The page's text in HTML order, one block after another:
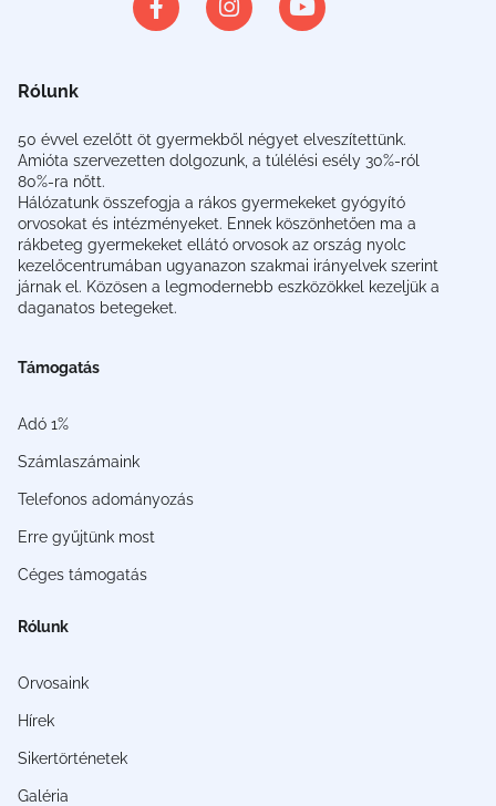
Rólunk
50 évvel ezelőtt öt gyermekből négyet elveszítettünk.
Amióta szervezetten dolgozunk, a túlélési esély 30%-ról
80%-ra nőtt.
Hálózatunk összefogja a rákos gyermekeket gyógyító
orvosokat és intézményeket. Ennek köszönhetően ma a
rákbeteg gyermekeket ellátó orvosok az ország nyolc
kezelőcentrumában ugyanazon szakmai irányelvek szerint
járnak el. Közösen a legmodernebb eszközökkel kezeljük a
daganatos betegeket.
Támogatás
Adó 1%
Számlaszámaink
Telefonos adományozás
Erre gyűjtünk most
Céges támogatás
Rólunk
Orvosaink
Hírek
Sikertörténetek
Galéria